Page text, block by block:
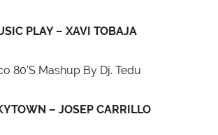
PLAY – XAVI TOBAJA
80’S Mashup By Dj. Tedu
– JOSEP CARRILLO